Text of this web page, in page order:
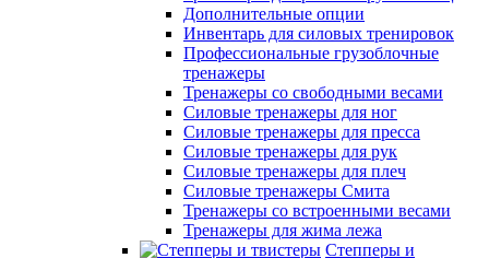
Дополнительные опции
Инвентарь для силовых тренировок
Профессиональные грузоблочные
тренажеры
Тренажеры со свободными весами
Силовые тренажеры для ног
Силовые тренажеры для пресса
Силовые тренажеры для рук
Силовые тренажеры для плеч
Силовые тренажеры Смита
Тренажеры со встроенными весами
Тренажеры для жима лежа
Степперы и